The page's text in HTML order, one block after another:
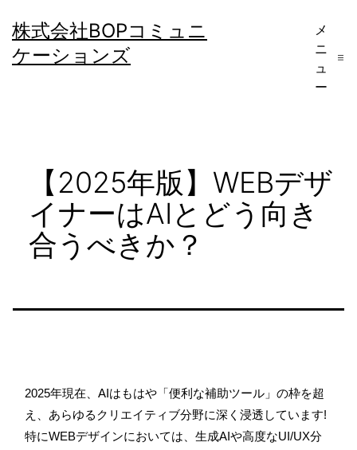
ン
テ
株式会社BOPコミュニ
ケーションズ
メ
ニ
ュ
ー
【2025年版】WEBデザ
イナーはAIとどう向き
合うべきか？
2025年現在、AIはもはや「便利な補助ツール」の枠を超
え、あらゆるクリエイティブ分野に深く浸透しています!
特にWEBデザインにおいては、生成AIや高度なUI/UX分